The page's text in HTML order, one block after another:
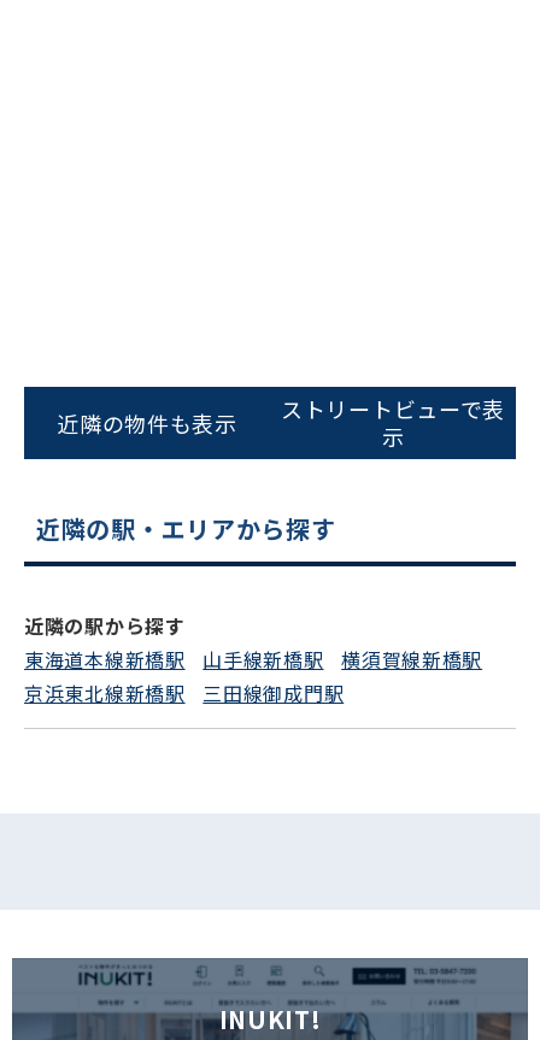
スムーズにご案内できます
0120-620-213
電話でお問い合わせ
近隣の物件も表示
ストリートビューで表
示
近隣の駅・エリアから探す
近隣の駅から探す
東海道本線新橋駅
山手線新橋駅
横須賀線新橋駅
京浜東北線新橋駅
三田線御成門駅
INUKIT!